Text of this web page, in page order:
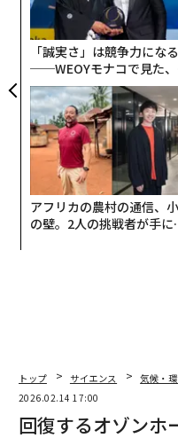
「誠実さ」は競争力にな
──WEOYモナコで見た
ら寿司の経営哲学
アフリカの農村の通信、
の壁。2人の挑戦者が手に
トップ サイエンス 気候・
2026.02.14 17:00
回復するオゾン